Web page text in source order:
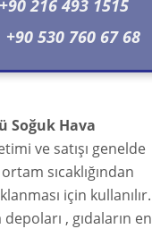
+90 216 493 1515
+90 530 760 67 68
Soğuk Hava
ve satışı genelde
ortam sıcaklığından
için kullanılır.
, gıdaların en